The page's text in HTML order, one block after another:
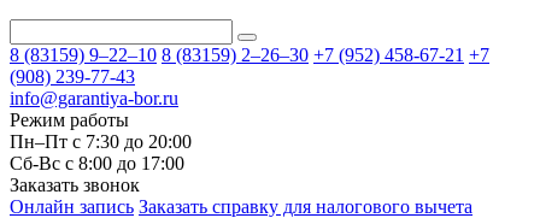
8 (83159) 9–22–10 8 (83159) 2–26–30 +7 (952) 458-67-21 +7
(908) 239-77-43
info@garantiya-bor.ru
Режим работы
Пн–Пт с 7:30 до 20:00
Cб-Вс с 8:00 до 17:00
Заказать звонок
Онлайн запись Заказать справку для налогового вычета